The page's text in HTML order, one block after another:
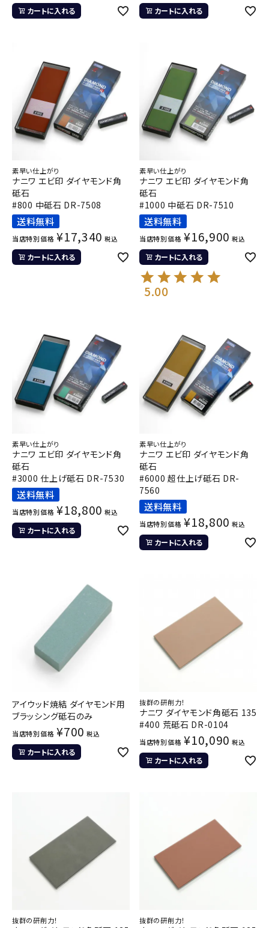
カートに入れる カートに入れる
素早い仕上がり
ナニワ エビ印 ダイヤモンド角
砥石
#800 中砥石 DR-7508
送料無料
当店特別価格 ¥17,340 税込
カートに入れる
素早い仕上がり
ナニワ エビ印 ダイヤモンド角
砥石
#1000 中砥石 DR-7510
送料無料
当店特別価格 ¥16,900 税込
カートに入れる
5.00
素早い仕上がり
ナニワ エビ印 ダイヤモンド角
砥石
#3000 仕上げ砥石 DR-7530
送料無料
当店特別価格 ¥18,800 税込
カートに入れる
素早い仕上がり
ナニワ エビ印 ダイヤモンド角
砥石
#6000 超仕上げ砥石 DR-
7560
送料無料
当店特別価格 ¥18,800 税込
カートに入れる
アイウッド焼結 ダイヤモンド用
ブラッシング砥石のみ
当店特別価格 ¥700 税込
カートに入れる
抜群の研削力！
ナニワ ダイヤモンド角砥石 135
#400 荒砥石 DR-0104
当店特別価格 ¥10,090 税込
カートに入れる
抜群の研削力！ 抜群の研削力！